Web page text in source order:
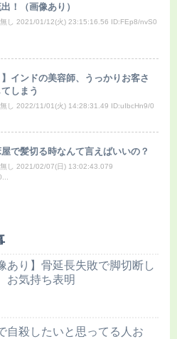
！（画像あり）
し 2021/01/12(火) 23:15:16.56 ID:FEp8/nvS0
】インドの美容師、うっかりお客さ
しまう
し 2022/11/01(火) 14:28:31.49 ID:uIbcHn9/0
屋で髪切る時なんて言えばいいの？
し 2021/02/07(日) 13:02:43.079
あり】骨延長失敗で脚切断し
お気持ち表明
自殺したいと思ってる人お